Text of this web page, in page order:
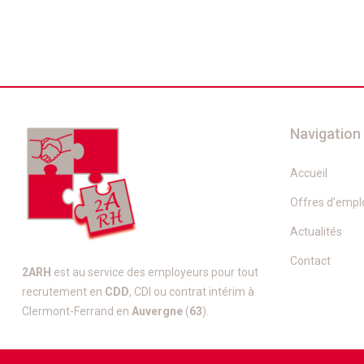
2ARH est au service des employeurs pour tout
recrutement en CDD, CDI ou contrat intérim à
Clermont-Ferrand en Auvergne (63).
Navigation
Accueil
Offres
Actualités
Contact